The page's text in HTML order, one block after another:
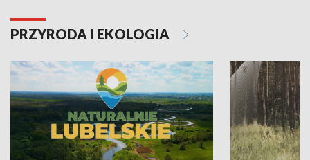
PRZYRODA I EKOLOGIA